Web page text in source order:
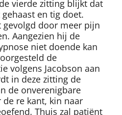
vierde zitting blijkt dat
en tig doet.
door meer pijn
Aangezien hij de
niet doende kan
de
volgens Jacobson aan
in deze zitting de
de onverenigbare
re kant, kin naar
Thuis zal patiënt